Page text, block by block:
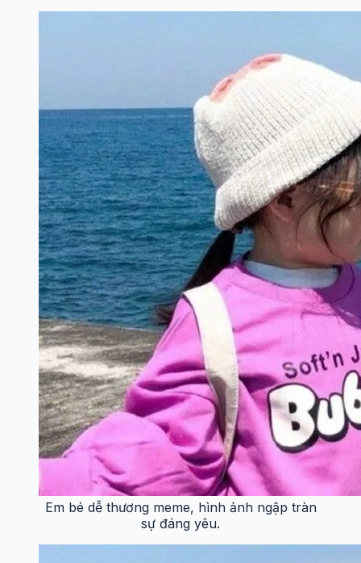
Em bé dễ thương meme, hình ảnh ngập tràn
sự đáng yêu.